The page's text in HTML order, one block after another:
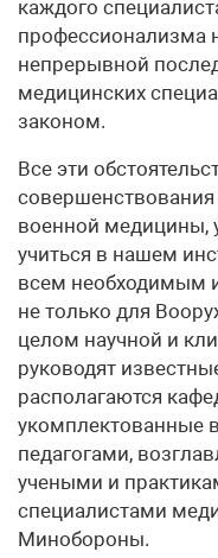
каждого
профессионализма
непрерывной
медицинских
законом.
Все эти
военной медицины,
учиться в нашем
всем необходимым
не только для
целом научной и
руководят
располагаются
укомплектованные
педагогами,
учеными и
специалистами
Минобороны.